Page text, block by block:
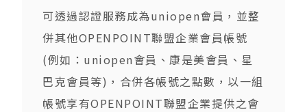
可透過認證服務成為uniopen會員，並整
併其他OPENPOINT聯盟企業會員帳號
(例如：uniopen會員、康是美會員、星
巴克會員等)，合併各帳號之點數，以一組
帳號享有OPENPOINT聯盟企業提供之會